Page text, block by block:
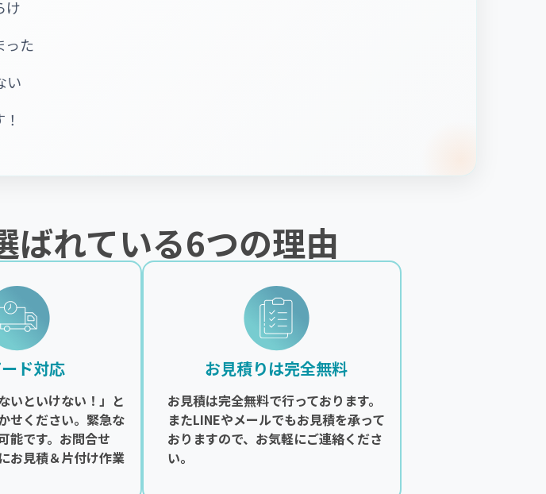
け
った
い
ばれている6つの理由
ド対応
いといけない！」と
せください。緊急な
能です。お問合せ
お見積＆片付け作業
お見積りは完全無料
お見積は完全無料で行っております。
またLINEやメールでもお見積を承って
おりますので、お気軽にご連絡くださ
い。